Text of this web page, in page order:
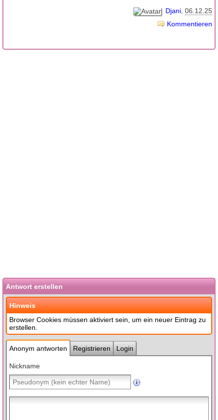
Djani 06.12.25
Kommentieren
Antwort erstellen
Hinweis
Browser Cookies müssen aktiviert sein, um ein neuer Eintrag zu
erstellen.
Anonym antworten Registrieren Login
Nickname